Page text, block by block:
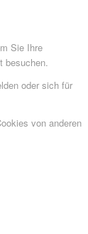
Sie Ihre
besuchen.
oder sich für
von anderen